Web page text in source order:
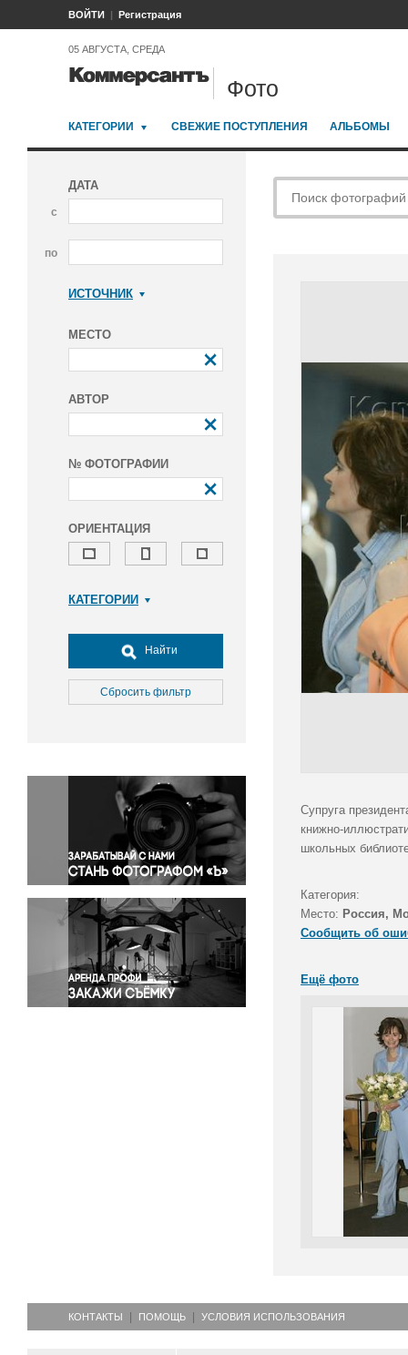
ВОЙТИ Регистрация
05 АВГУСТА, СРЕДА
Фото
КАТЕГОРИИ СВЕЖИЕ ПОСТУПЛЕНИЯ АЛЬБОМЫ
ДАТА
с
по
ИСТОЧНИК
МЕСТО
АВТОР
№ ФОТОГРАФИИ
ОРИЕНТАЦИЯ
КАТЕГОРИИ
Досуг, туризм и отдых
Культура
Медицина
Окружающая среда
Политика
Правосудие
Происшествия и конфликты
Религия
Светская жизнь
Спорт
Экология
Экономика и бизнес
Найти
Сбросить фильтр
Супруга
книжно-
школьных
Категория:
Место: Россия,
Сообщить об
Ещё фото
КОНТАКТЫ ПОМОЩЬ УСЛОВИЯ ИСПОЛЬЗОВАНИЯ